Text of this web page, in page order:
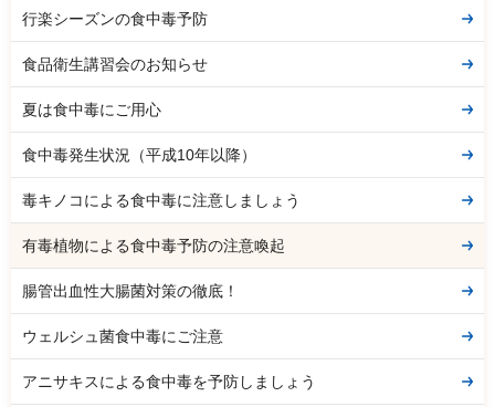
行楽シーズンの食中毒予防
食品衛生講習会のお知らせ
夏は食中毒にご用心
食中毒発生状況（平成10年以降）
毒キノコによる食中毒に注意しましょう
有毒植物による食中毒予防の注意喚起
腸管出血性大腸菌対策の徹底！
ウェルシュ菌食中毒にご注意
アニサキスによる食中毒を予防しましょう